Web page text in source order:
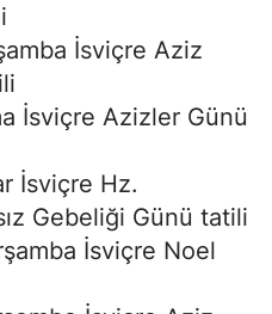
İsviçre Aziz
İsviçre Azizler Günü
İsviçre Hz.
Gebeliği Günü tatili
İsviçre Noel